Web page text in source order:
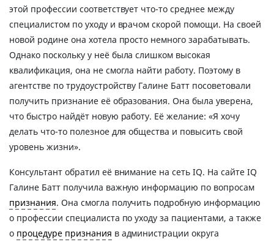
этой профессии соответствует что-то среднее между
специалистом по уходу и врачом скорой помощи. На своей
новой родине она хотела просто немного зарабатывать.
Однако поскольку у неё была слишком высокая
квалификация, она не смогла найти работу. Поэтому в
агентстве по трудоустройству Галине Батт посоветовали
получить признание её образования. Она была уверена,
что быстро найдёт новую работу. Её желание: «Я хочу
делать что-то полезное для общества и повысить свой
уровень жизни».
Консультант обратил её внимание на сеть IQ. На сайте IQ
Галине Батт получила важную информацию по вопросам
признания. Она смогла получить подробную информацию
о профессии специалиста по уходу за пациентами, а также
о процедуре признания в администрации округа